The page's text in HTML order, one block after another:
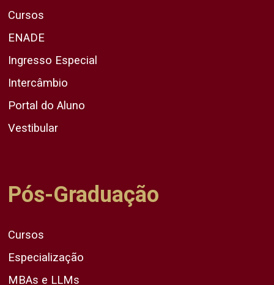
Cursos
ENADE
Ingresso Especial
Intercâmbio
Portal do Aluno
Vestibular
Pós-Graduação
Cursos
Especialização
MBAs e LLMs